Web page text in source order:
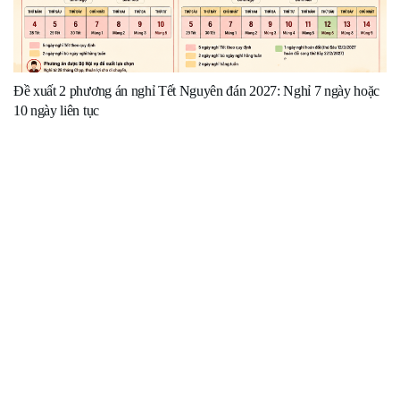
Đề xuất 2 phương án nghỉ Tết Nguyên đán 2027: Nghỉ 7 ngày hoặc
10 ngày liên tục